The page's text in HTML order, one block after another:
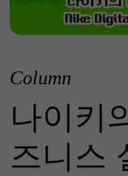
Column
나이키
즈니스